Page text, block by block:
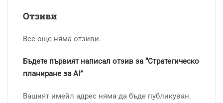
Отзиви
Все още няма отзиви.
Бъдете първият написал отзив за “Стратегическо
планиране за AI”
Вашият имейл адрес няма да бъде публикуван.